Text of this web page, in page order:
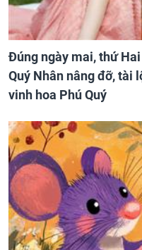
Đúng ngày mai, thứ
Quý Nhân nâng đỡ, tài
vinh hoa Phú Quý